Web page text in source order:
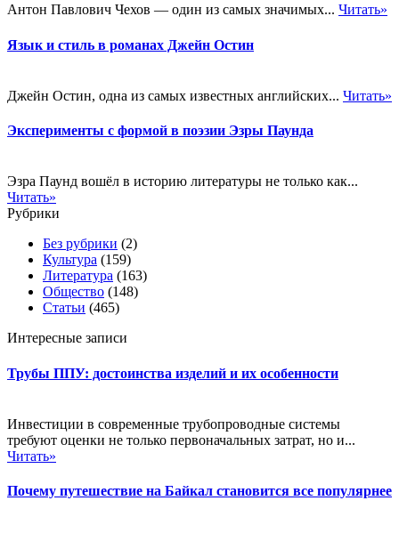
Антон Павлович Чехов — один из самых значимых... Читать»
Язык и стиль в романах Джейн Остин
Джейн Остин, одна из самых известных английских... Читать»
Эксперименты с формой в поэзии Эзры Паунда
Эзра Паунд вошёл в историю литературы не только как...
Читать»
Рубрики
Без рубрики (2)
Культура (159)
Литература (163)
Общество (148)
Статьи (465)
Интересные записи
Трубы ППУ: достоинства изделий и их особенности
Инвестиции в современные трубопроводные системы
требуют оценки не только первоначальных затрат, но и...
Читать»
Почему путешествие на Байкал становится все популярнее